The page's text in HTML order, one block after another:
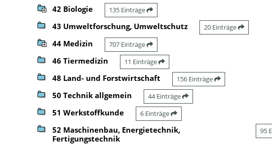
42 Biologie 135 Einträge
43 Umweltforschung, Umweltschutz 20 Einträge
44 Medizin 707 Einträge
46 Tiermedizin 11 Einträge
48 Land- und Forstwirtschaft 156 Einträge
50 Technik allgemein 44 Einträge
51 Werkstoffkunde 6 Einträge
52 Maschinenbau, Energietechnik,
Fertigungstechnik
95